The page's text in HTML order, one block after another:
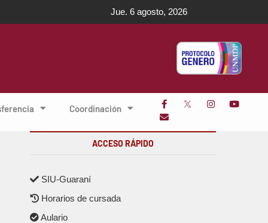
Jue. 6 agosto, 2026
Coordinación
ACCESO RÁPIDO
SIU-Guaraní
Horarios de cursada
Aulario